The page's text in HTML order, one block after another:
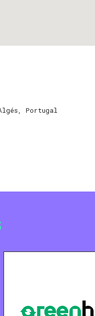
Portugal